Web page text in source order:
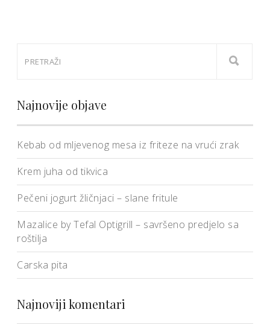
Najnovije objave
Kebab od mljevenog mesa iz friteze na vrući zrak
Krem juha od tikvica
Pečeni jogurt žličnjaci – slane fritule
Mazalice by Tefal Optigrill – savršeno predjelo sa
roštilja
Carska pita
Najnoviji komentari